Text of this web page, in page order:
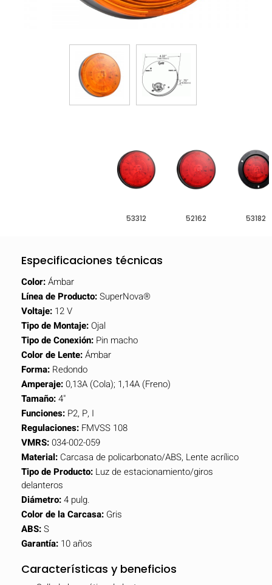
53312 52162 53182
Especificaciones técnicas
Color:Ámbar
Línea de Producto:SuperNova®
Voltaje: 12 V
Tipo de Montaje: Ojal
Tipo de Conexión: Pin macho
Color de Lente:Ámbar
Forma: Redondo
Amperaje:0,13A (Cola); 1,14A (Freno)
Tamaño:4"
Funciones: P2, P, I
Regulaciones: FMVSS 108
VMRS:034-002-059
Material: Carcasa de policarbonato/ABS, Lente acrílico
Tipo de Producto: Luz de estacionamiento/giros
delanteros
Diámetro:4 pulg.
Color de la Carcasa: Gris
ABS:S
Garantía: 10 años
Características y beneficios